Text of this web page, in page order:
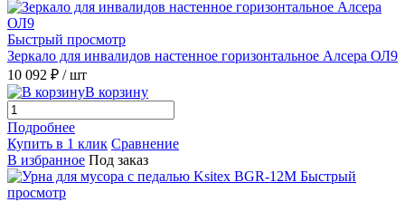
Быстрый просмотр
Зеркало для инвалидов настенное горизонтальное Алсера ОЛ9
10 092 ₽ / шт
В корзину
Подробнее
Купить в 1 клик Сравнение
В избранное Под заказ
Быстрый
просмотр